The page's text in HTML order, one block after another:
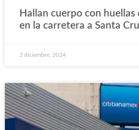
Hallan cuerpo con huellas
en la carretera a Santa
2 diciembre, 2024